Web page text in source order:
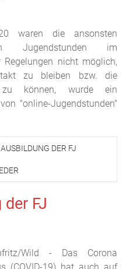
waren die ansonsten
Jugendstunden im
nicht möglich,
zu bleiben bzw. die
zu können, wurde ein
"online-Jugendstunden"
DER FJ
FJ
Wild - Das Corona